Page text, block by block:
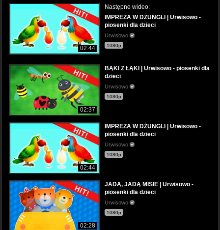
02:44
Następne wideo:
IMPREZA W DŻUNGLI | Urwisowo -
piosenki dla dzieci
Urwisowo
1080p
02:37
BĄKI Z ŁĄKI | Urwisowo - piosenki dla
dzieci
Urwisowo
1080p
02:44
IMPREZA W DŻUNGLI | Urwisowo -
piosenki dla dzieci
Urwisowo
1080p
02:28
JADĄ, JADĄ MISIE | Urwisowo -
piosenki dla dzieci
Urwisowo
1080p